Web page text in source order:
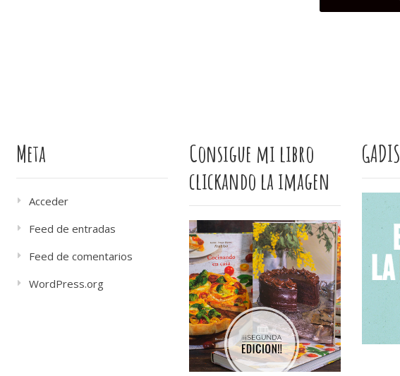
Meta
Acceder
Feed de entradas
Feed de comentarios
WordPress.org
Consigue mi libro
clickando la imagen
GADIS